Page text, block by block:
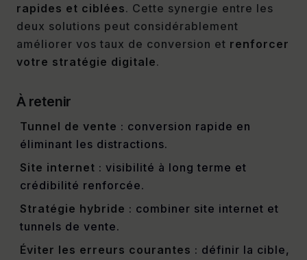
rapides et ciblées. Cette synergie entre les
deux solutions peut considérablement
améliorer vos taux de conversion et renforcer
votre stratégie digitale.
À retenir
Tunnel de vente : conversion rapide en
éliminant les distractions.
Site internet : visibilité à long terme et
crédibilité renforcée.
Stratégie hybride : combiner site internet et
tunnels de vente.
Éviter les erreurs courantes : définir la cible,